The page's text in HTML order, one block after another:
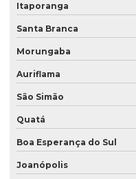
Itaporanga
Santa Branca
Morungaba
Auriflama
São Simão
Quatá
Boa Esperança do Sul
Joanópolis